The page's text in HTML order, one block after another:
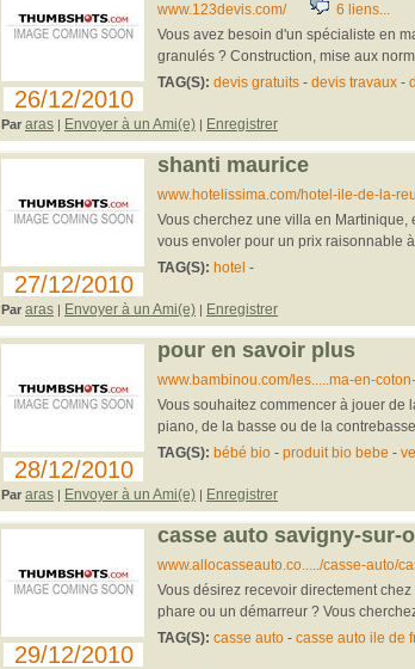
26/12/2010
www.123devis.com/ 6 liens...
Vous avez besoin d'un spécialiste en
granulés ? Construction, mise aux
TAG(S): devis gratuits- devis travaux-
Par aras | Envoyer à un Ami(e) | Enregistrer
27/12/2010
shanti maurice
www.hotelissima.com/hotel-ile-de-la-
Vous cherchez une villa en Martinique,
vous envoler pour un prix raisonnable
TAG(S): hotel -
Par aras | Envoyer à un Ami(e) | Enregistrer
28/12/2010
pour en savoir plus
www.bambinou.com/les.....ma-en-
Vous souhaitez commencer à jouer de
piano, de la basse ou de la
TAG(S): bébé bio- produit bio bebe -
Par aras | Envoyer à un Ami(e) | Enregistrer
29/12/2010
casse auto savigny-sur-
www.allocasseauto.co...../casse-auto/
Vous désirez recevoir directement
phare ou un démarreur ? Vous
TAG(S): casse auto- casse auto ile de